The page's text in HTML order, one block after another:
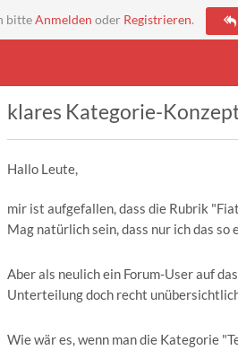
bitteAnmelden oder Registrieren.
klares Kategorie-
Hallo Leute,
mir ist aufgefallen, dass die Rubrik
Mag natürlich sein, dass nur ich das so
Aber als neulich ein Forum-User auf das
Unterteilung doch recht
Wie wär es, wenn man die Kategorie